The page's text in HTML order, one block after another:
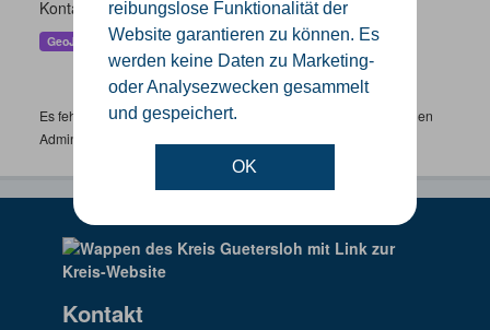
reibungslose Funktionalität der
Website garantieren zu können. Es
werden keine Daten zu Marketing-
oder Analysezwecken gesammelt
und gespeichert.
OK
Kontaktmöglichkeiten, Pausenzeiten und Schulträger.
GeoJSON SHP
Es fehlen spezifische Datensätze? Wenden Sie sich bitte an einen
Administrator unter:
Kontakt